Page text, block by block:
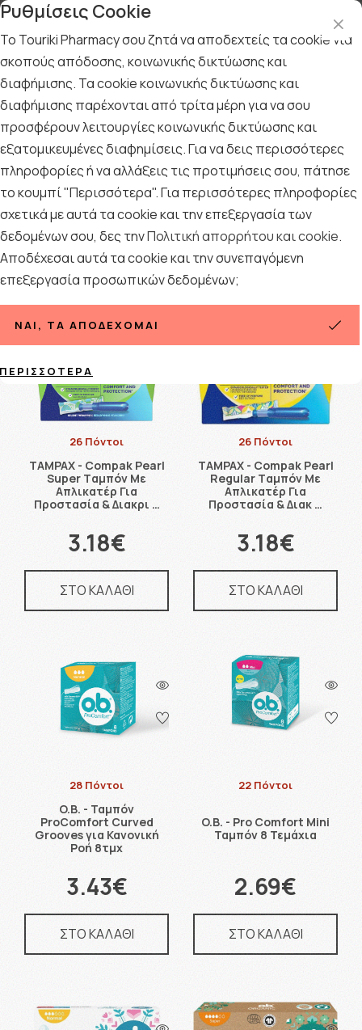
Αρχική / ΦΑΡΜΑΚΕΙΟ / Είδη Προσωπικής Υγιεινής /
Ταμπόν
14 ΠΡΟΪΟΝΤΑ
Ταξινόμηση Προβολή
26 Πόντοι
TAMPAX - Compak Pearl
Super Tαμπόν Με
Απλικατέρ Για
Προστασία & Διακρι …
3.18€
ΣΤΟ ΚΑΛΑΘΙ
26 Πόντοι
TAMPAX - Compak Pearl
Regular Tαμπόν Με
Απλικατέρ Για
Προστασία & Διακ …
3.18€
ΣΤΟ ΚΑΛΑΘΙ
28 Πόντοι
O.B. - Ταμπόν
ProComfort Curved
Grooves για Κανονική
Ροή 8τμχ
3.43€
ΣΤΟ ΚΑΛΑΘΙ
22 Πόντοι
O.B. - Pro Comfort Mini
Ταμπόν 8 Τεμάχια
2.69€
ΣΤΟ ΚΑΛΑΘΙ
Ρυθμίσεις Cookie
Το Touriki Pharmacy σου ζητά να αποδεχτείς τα cookie για
σκοπούς απόδοσης, κοινωνικής δικτύωσης και
διαφήμισης. Τα cookie κοινωνικής δικτύωσης και
διαφήμισης παρέχονται από τρίτα μέρη για να σου
προσφέρουν λειτουργίες κοινωνικής δικτύωσης και
εξατομικευμένες διαφημίσεις. Για να δεις περισσότερες
πληροφορίες ή να αλλάξεις τις προτιμήσεις σου, πάτησε
το κουμπί "Περισσότερα". Για περισσότερες πληροφορίες
σχετικά με αυτά τα cookie και την επεξεργασία των
δεδομένων σου, δες τηνΠολιτική απορρήτου και cookie.
Αποδέχεσαι αυτά τα cookie και την συνεπαγόμενη
επεξεργασία προσωπικών δεδομένων;
ΝΑΙ, ΤΑ ΑΠΟΔΈΧΟΜΑΙ
ΠΕΡΙΣΣΌΤΕΡΑ